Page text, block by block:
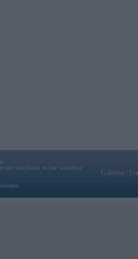
nav auto klubs un nav saistīts ar
Galvena